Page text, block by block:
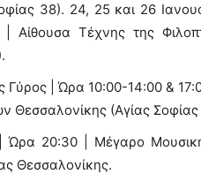
38). 24, 25 και 26
Αίθουσα Τέχνης της
Γύρος | Ώρα 10:00-14:00 &
Θεσσαλονίκης (Αγίας
| Ώρα 20:30 | Μέγαρο
Θεσσαλονίκης.